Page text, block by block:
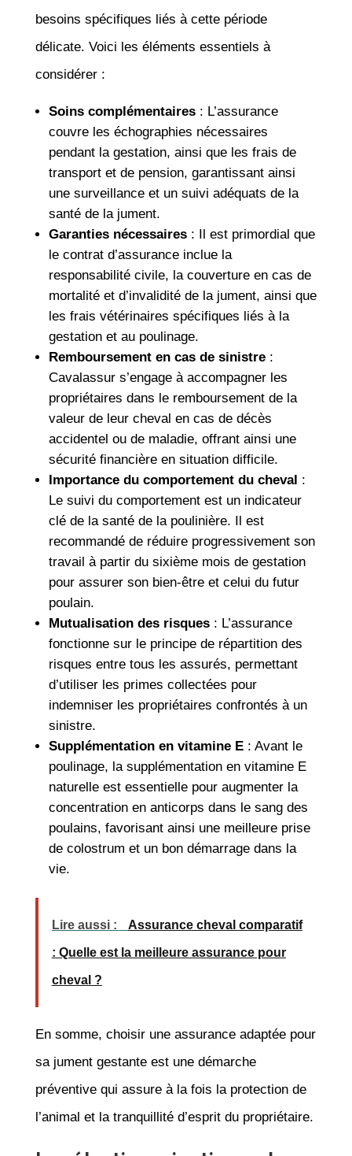
besoins spécifiques liés à cette période
délicate. Voici les éléments essentiels à
considérer :
Soins complémentaires: L’assurance
couvre les échographies nécessaires
pendant la gestation, ainsi que les frais de
transport et de pension, garantissant ainsi
une surveillance et un suivi adéquats de la
santé de la jument.
Garanties nécessaires: Il est primordial que
le contrat d’assurance inclue la
responsabilité civile, la couverture en cas de
mortalité et d’invalidité de la jument, ainsi que
les frais vétérinaires spécifiques liés à la
gestation et au poulinage.
Remboursement en cas de sinistre:
Cavalassur s’engage à accompagner les
propriétaires dans le remboursement de la
valeur de leur cheval en cas de décès
accidentel ou de maladie, offrant ainsi une
sécurité financière en situation difficile.
Importance du comportement du cheval :
Le suivi du comportement est un indicateur
clé de la santé de la poulinière. Il est
recommandé de réduire progressivement son
travail à partir du sixième mois de gestation
pour assurer son bien-être et celui du futur
poulain.
Mutualisation des risques: L’assurance
fonctionne sur le principe de répartition des
risques entre tous les assurés, permettant
d’utiliser les primes collectées pour
indemniser les propriétaires confrontés à un
sinistre.
Supplémentation en vitamine E: Avant le
poulinage, la supplémentation en vitamine E
naturelle est essentielle pour augmenter la
concentration en anticorps dans le sang des
poulains, favorisant ainsi une meilleure prise
de colostrum et un bon démarrage dans la
vie.
Lire aussi : Assurance cheval comparatif
: Quelle est la meilleure assurance pour
cheval ?
En somme, choisir une assurance adaptée pour
sa jument gestante est une démarche
préventive qui assure à la fois la protection de
l’animal et la tranquillité d’esprit du propriétaire.